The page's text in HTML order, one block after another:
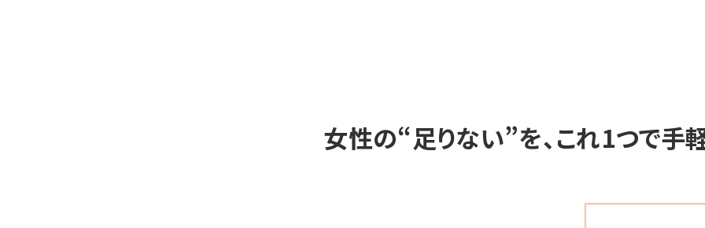
女性の“足りない”を、これ1つで手